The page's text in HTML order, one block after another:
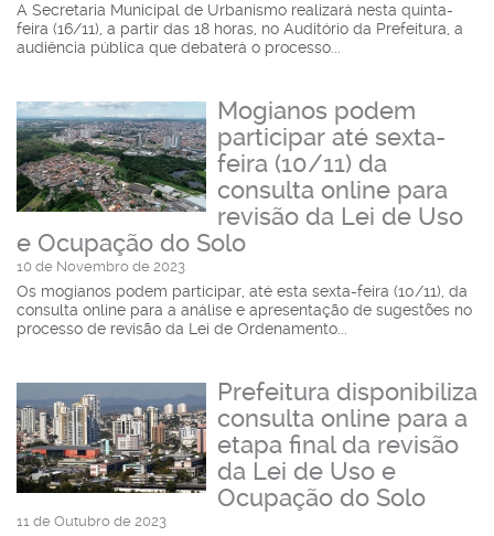
A Secretaria Municipal de Urbanismo realizará nesta quinta-
feira (16/11), a partir das 18 horas, no Auditório da Prefeitura, a
audiência pública que debaterá o processo...
Mogianos podem
participar até sexta-
feira (10/11) da
consulta online para
revisão da Lei de Uso
e Ocupação do Solo
10 de Novembro de 2023
Os mogianos podem participar, até esta sexta-feira (10/11), da
consulta online para a análise e apresentação de sugestões no
processo de revisão da Lei de Ordenamento...
Prefeitura disponibiliza
consulta online para a
etapa final da revisão
da Lei de Uso e
Ocupação do Solo
11 de Outubro de 2023